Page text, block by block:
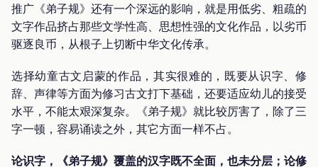
推广《弟子规》还有一个深远的影响，就是用低劣、粗疏的
文字作品挤占那些文学性高、思想性强的文化作品，以劣币
驱逐良币，从根子上切断中华文化传承。
选择幼童古文启蒙的作品，其实很难的，既要从识字、修
辞、声律等方面为修习古文打下基础，还要适应幼儿的接受
水平，不能太艰深复杂。《弟子规》就比较厉害了，除了三
字一顿，容易诵读之外，其它方面一样不占。
论识字，《弟子规》覆盖的汉字既不全面，也未分层；论修